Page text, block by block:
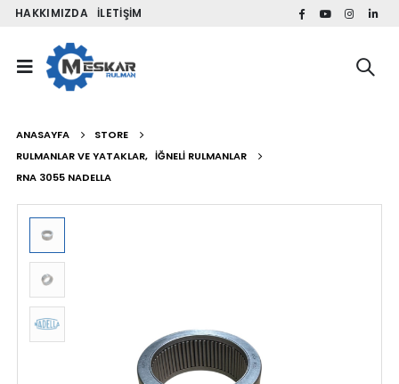
HAKKIMIZDA İLETIŞIM
ANASAYFA
STORE
RULMANLAR VE YATAKLAR, İĞNELI RULMANLAR
RNA 3055 NADELLA